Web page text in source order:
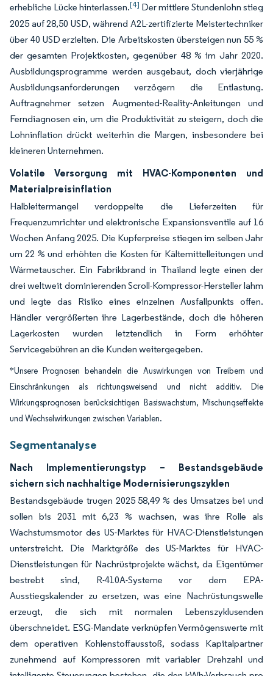
erhebliche Lücke hinterlassen.[4] Der mittlere Stundenlohn stieg
2025 auf 28,50 USD, während A2L-zertifizierte Meistertechniker
über 40 USD erzielten. Die Arbeitskosten übersteigen nun 55 %
der gesamten Projektkosten, gegenüber 48 % im Jahr 2020.
Ausbildungsprogramme werden ausgebaut, doch vierjährige
Ausbildungsanforderungen verzögern die Entlastung.
Auftragnehmer setzen Augmented-Reality-Anleitungen und
Ferndiagnosen ein, um die Produktivität zu steigern, doch die
Lohninflation drückt weiterhin die Margen, insbesondere bei
kleineren Unternehmen.
Volatile Versorgung mit HVAC-Komponenten und
Materialpreisinflation
Halbleitermangel verdoppelte die Lieferzeiten für
Frequenzumrichter und elektronische Expansionsventile auf 16
Wochen Anfang 2025. Die Kupferpreise stiegen im selben Jahr
um 22 % und erhöhten die Kosten für Kältemittelleitungen und
Wärmetauscher. Ein Fabrikbrand in Thailand legte einen der
drei weltweit dominierenden Scroll-Kompressor-Hersteller lahm
und legte das Risiko eines einzelnen Ausfallpunkts offen.
Händler vergrößerten ihre Lagerbestände, doch die höheren
Lagerkosten wurden letztendlich in Form erhöhter
Servicegebühren an die Kunden weitergegeben.
*Unsere Prognosen behandeln die Auswirkungen von Treibern und
Einschränkungen als richtungsweisend und nicht additiv. Die
Wirkungsprognosen berücksichtigen Basiswachstum, Mischungseffekte
und Wechselwirkungen zwischen Variablen.
Segmentanalyse
Nach Implementierungstyp – Bestandsgebäude
sichern sich nachhaltige Modernisierungszyklen
Bestandsgebäude trugen 2025 58,49 % des Umsatzes bei und
sollen bis 2031 mit 6,23 % wachsen, was ihre Rolle als
Wachstumsmotor des US-Marktes für HVAC-Dienstleistungen
unterstreicht. Die Marktgröße des US-Marktes für HVAC-
Dienstleistungen für Nachrüstprojekte wächst, da Eigentümer
bestrebt sind, R-410A-Systeme vor dem EPA-
Ausstiegskalender zu ersetzen, was eine Nachrüstungswelle
erzeugt, die sich mit normalen Lebenszyklusenden
überschneidet. ESG-Mandate verknüpfen Vermögenswerte mit
dem operativen Kohlenstoffausstoß, sodass Kapitalpartner
zunehmend auf Kompressoren mit variabler Drehzahl und